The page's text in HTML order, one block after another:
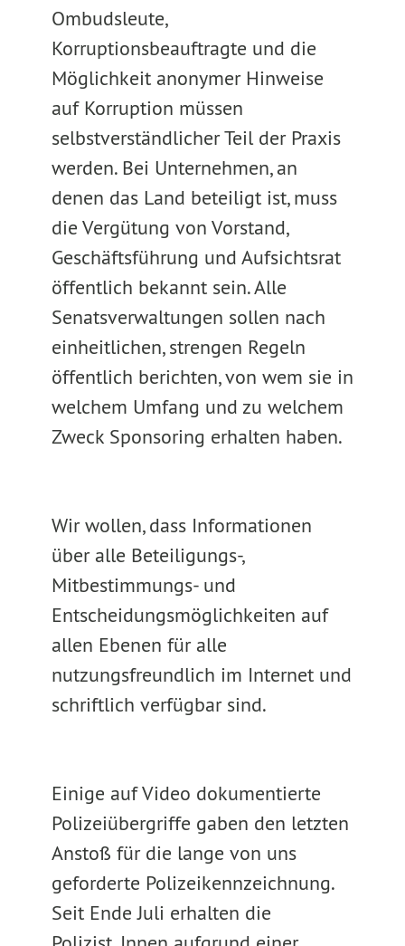
Ombudsleute,
Korruptionsbeauftragte und die
Möglichkeit anonymer Hinweise
auf Korruption müssen
selbstverständlicher Teil der Praxis
werden. Bei Unternehmen, an
denen das Land beteiligt ist, muss
die Vergütung von Vorstand,
Geschäftsführung und Aufsichtsrat
öffentlich bekannt sein. Alle
Senatsverwaltungen sollen nach
einheitlichen, strengen Regeln
öffentlich berichten, von wem sie in
welchem Umfang und zu welchem
Zweck Sponsoring erhalten haben.
Wir wollen, dass Informationen
über alle Beteiligungs-,
Mitbestimmungs- und
Entscheidungsmöglichkeiten auf
allen Ebenen für alle
nutzungsfreundlich im Internet und
schriftlich verfügbar sind.
Einige auf Video dokumentierte
Polizeiübergriffe gaben den letzten
Anstoß für die lange von uns
geforderte Polizeikennzeichnung.
Seit Ende Juli erhalten die